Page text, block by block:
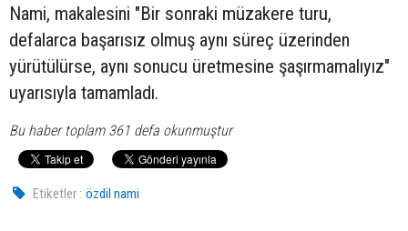
Nami, makalesini "Bir sonraki müzakere turu,
defalarca başarısız olmuş aynı süreç üzerinden
yürütülürse, aynı sonucu üretmesine şaşırmamalıyız"
uyarısıyla tamamladı.
Bu haber toplam 361 defa okunmuştur
Etiketler : özdil nami